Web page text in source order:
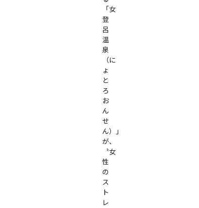
「女
登
呂
温
泉
（に
ょ
と
ろ
お
ん
せ
ん）」
が、
〝女
性
の
ス
ト
レ